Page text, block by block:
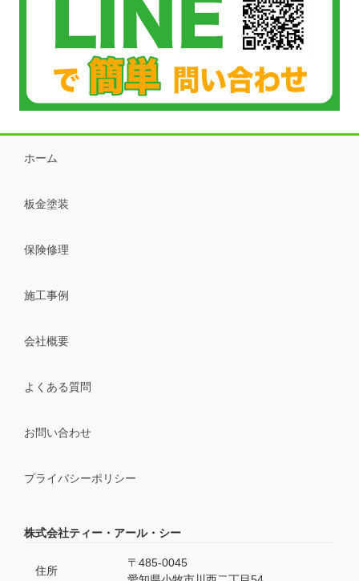
ホーム
板金塗装
保険修理
施工事例
会社概要
よくある質問
お問い合わせ
プライバシーポリシー
株式会社ティー・アール・シー
住所
〒485-0045